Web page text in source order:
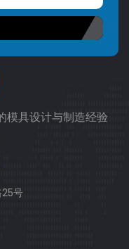
模具设计与制造经验
号